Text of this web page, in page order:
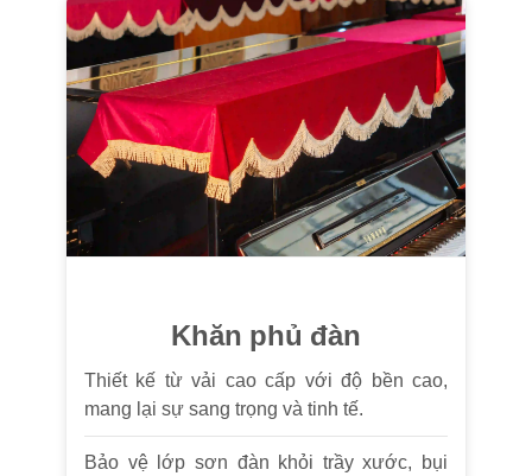
Khăn phủ đàn
Thiết kế từ vải cao cấp với độ bền cao,
mang lại sự sang trọng và tinh tế.
Bảo vệ lớp sơn đàn khỏi trầy xước, bụi